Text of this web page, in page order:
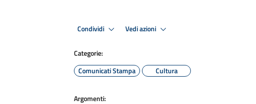
Condividi Vedi azioni
Categorie:
Comunicati Stampa
Cultura
Argomenti: